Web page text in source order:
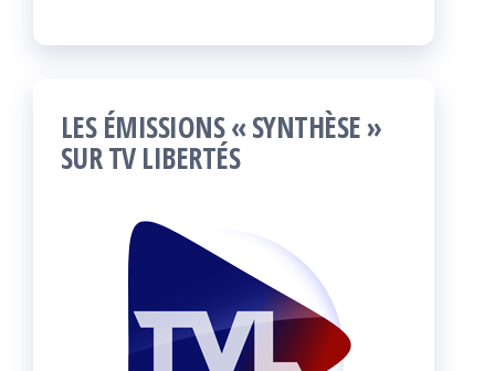
LES ÉMISSIONS « SYNTHÈSE »
SUR TV LIBERTÉS